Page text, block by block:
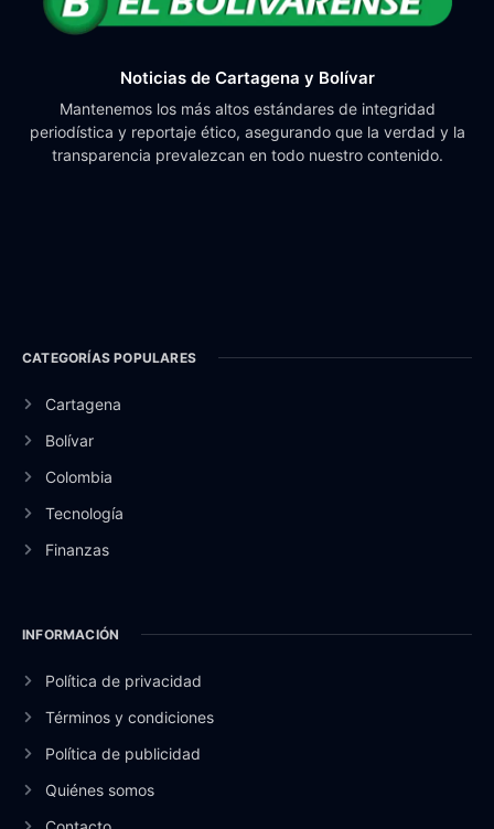
Noticias de Cartagena y Bolívar
Mantenemos los más altos estándares de integridad
periodística y reportaje ético, asegurando que la verdad y la
transparencia prevalezcan en todo nuestro contenido.
CATEGORÍAS POPULARES
Cartagena
Bolívar
Colombia
Tecnología
Finanzas
INFORMACIÓN
Política de privacidad
Términos y condiciones
Política de publicidad
Quiénes somos